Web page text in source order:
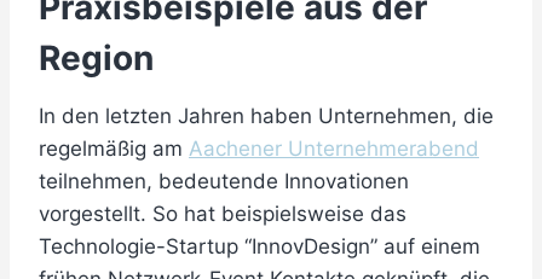
Region
In den letzten Jahren haben Unternehmen, die
regelmäßig am Aachener Unternehmerabend
teilnehmen, bedeutende Innovationen
vorgestellt. So hat beispielsweise das
Technologie-Startup “InnovDesign” auf einem